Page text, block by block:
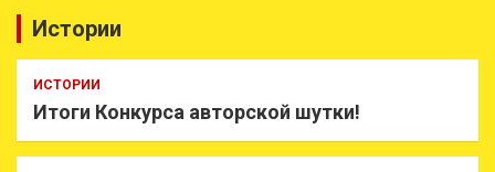
Истории
ИСТОРИИ
Итоги Конкурса авторской шутки!